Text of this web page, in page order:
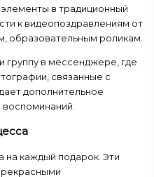
в традиционный
к видеопоздравлениям от
образовательным роликам.
группу в мессенджере, где
связанные с
дополнительное
на каждый подарок. Эти